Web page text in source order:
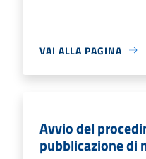
VAI ALLA PAGINA
Avvio del
pubblicazione di